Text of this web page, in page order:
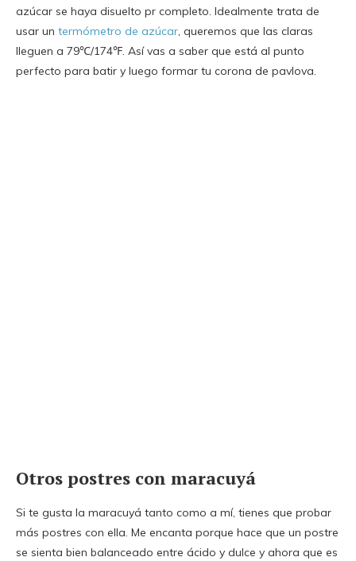
azúcar se haya disuelto pr completo. Idealmente trata de
usar un termómetro de azúcar, queremos que las claras
lleguen a 79℃/174℉. Así vas a saber que está al punto
perfecto para batir y luego formar tu corona de pavlova.
Otros postres con maracuyá
Si te gusta la maracuyá tanto como a mí, tienes que probar
más postres con ella. Me encanta porque hace que un postre
se sienta bien balanceado entre ácido y dulce y ahora que es